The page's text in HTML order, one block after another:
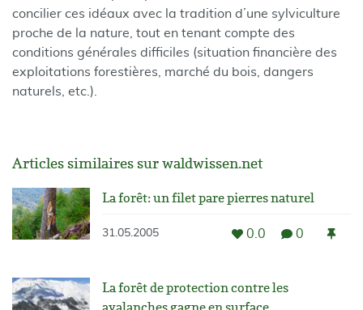
concilier ces idéaux avec la tradition d’une sylviculture
proche de la nature, tout en tenant compte des
conditions générales difficiles (situation financière des
exploitations forestières, marché du bois, dangers
naturels, etc.).
Articles similaires sur waldwissen.net
La forêt: un filet pare pierres naturel
31.05.2005 0.0 0
La forêt de protection contre les
avalanches gagne en surface